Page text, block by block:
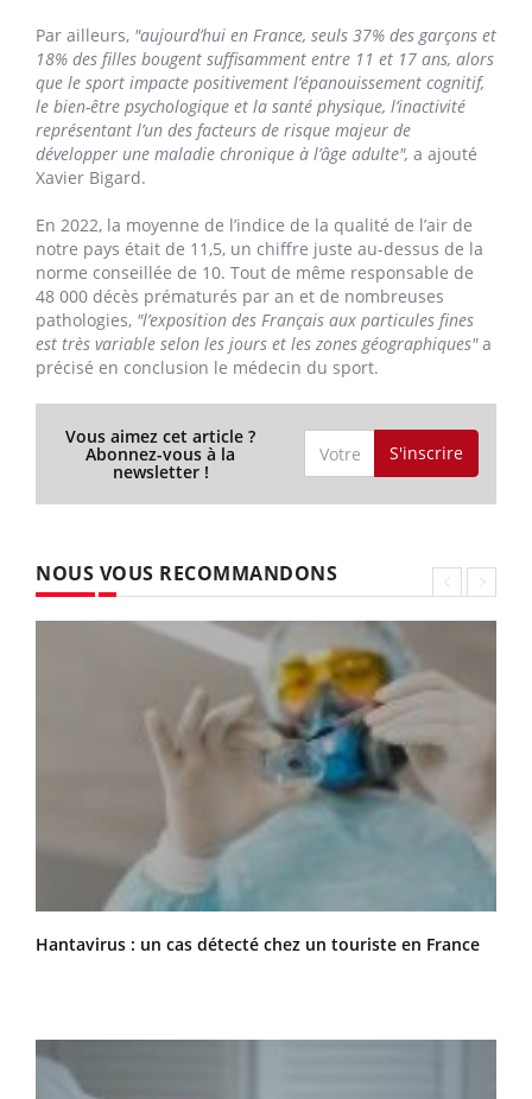
Par ailleurs, "aujourd’hui en France, seuls 37% des garçons et
18% des filles bougent suffisamment entre 11 et 17 ans, alors
que le sport impacte positivement l’épanouissement cognitif,
le bien-être psychologique et la santé physique, l’inactivité
représentant l’un des facteurs de risque majeur de
développer une maladie chronique à l’âge adulte", a ajouté
Xavier Bigard.
En 2022, la moyenne de l’indice de la qualité de l’air de
notre pays était de 11,5, un chiffre juste au-dessus de la
norme conseillée de 10. Tout de même responsable de
48 000 décès prématurés par an et de nombreuses
pathologies, "l’exposition des Français aux particules fines
est très variable selon les jours et les zones géographiques"a
précisé en conclusion le médecin du sport.
Vous aimez cet article ?
Abonnez-vous à la
newsletter !
S'inscrire
NOUS VOUS RECOMMANDONS
Hantavirus : un cas détecté chez un touriste en France